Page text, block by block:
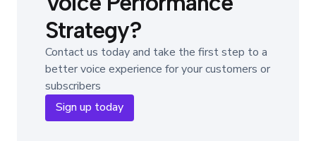
Strategy?
Contact us today and take the first step to a
better voice experience for your customers or
subscribers
Sign up today